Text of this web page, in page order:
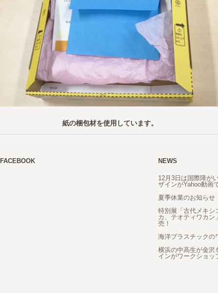
紙の梱包材を使用しています。
FACEBOOK NEWS
12月3日は国際障が
ザインがYahoo動画
夏季休業のお知らせ
特別展「古代メキ
カ、テオティワカン
売！
海洋プラスチックの
横浜の中高生が金沢
インがワークショッ